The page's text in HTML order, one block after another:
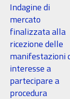
Indagine di
mercato
finalizzata alla
ricezione delle
manifestazioni
interesse a
partecipare a
procedura